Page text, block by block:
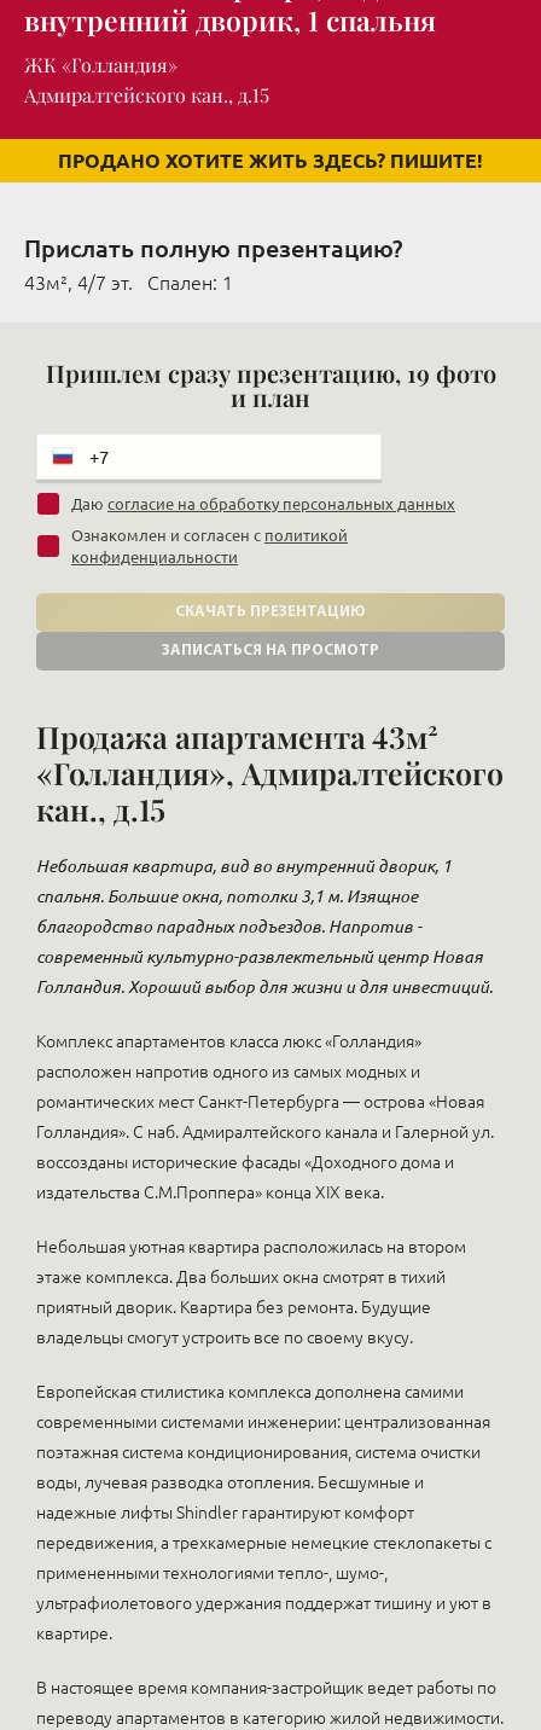
внутренний дворик, 1 спальня
ЖК «Голландия»
Адмиралтейского кан., д.15
ПРОДАНО ХОТИТЕ ЖИТЬ ЗДЕСЬ? ПИШИТЕ!
Прислать полную презентацию?
43м², 4/7 эт. Cпален: 1
Пришлем сразу презентацию, 19 фото
и план
Даю согласие на обработку персональных данных
Ознакомлен и согласен с политикой
конфиденциальности
СКАЧАТЬ ПРЕЗЕНТАЦИЮ
ЗАПИСАТЬСЯ НА ПРОСМОТР
Продажа апартамента 43м²
«Голландия», Адмиралтейского
кан., д.15
Небольшая квартира, вид во внутренний дворик, 1
спальня. Большие окна, потолки 3,1 м. Изящное
благородство парадных подъездов. Напротив -
современный культурно-развлектельный центр Новая
Голландия. Хороший выбор для жизни и для инвестиций.
Комплекс апартаментов класса люкс «Голландия»
расположен напротив одного из самых модных и
романтических мест Санкт-Петербурга — острова «Новая
Голландия». С наб. Адмиралтейского канала и Галерной ул.
воссозданы исторические фасады «Доходного дома и
издательства С.М.Проппера» конца XIX века.
Небольшая уютная квартира расположилась на втором
этаже комплекса. Два больших окна смотрят в тихий
приятный дворик. Квартира без ремонта. Будущие
владельцы смогут устроить все по своему вкусу.
Европейская стилистика комплекса дополнена самими
современными системами инженерии: централизованная
поэтажная система кондиционирования, система очистки
воды, лучевая разводка отопления. Бесшумные и
надежные лифты Shindler гарантируют комфорт
передвижения, а трехкамерные немецкие стеклопакеты с
примененными технологиями тепло-, шумо-,
ультрафиолетового удержания поддержат тишину и уют в
квартире.
В настоящее время компания-застройщик ведет работы по
переводу апартаментов в категорию жилой недвижимости.